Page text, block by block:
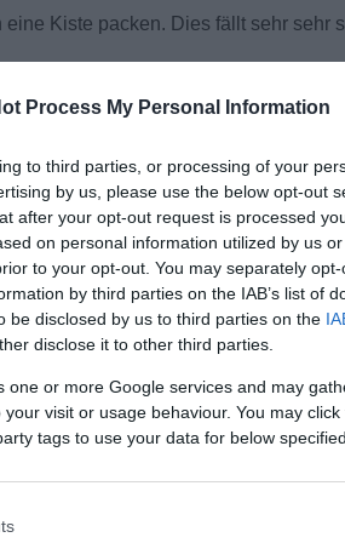
Process My Personal Information
to third parties, or processing of your
by us, please use the below opt-out
after your opt-out request is processed
on personal information utilized by us
to your opt-out. You may separately
by third parties on the IAB’s list of
be disclosed by us to third parties on the
disclose it to other third parties.
one or more Google services and may
visit or usage behaviour. You may
tags to use your data for below
Kiste packen. Dies fällt sehr sehr
größeres sein. Einfach was, wo
Ski oder Snowboard fahren
dann wie ich Sie / Ihn auch nicht
Gerade am Anfang sind diese